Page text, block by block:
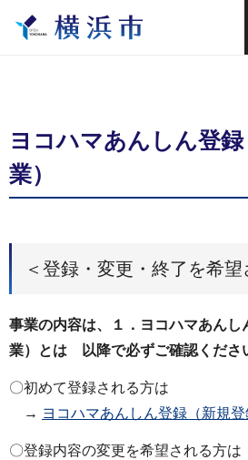
ヨコハマあんしん登
業）
＜登録・変更・終了を希望
事業の内容は、１．ヨコハマあんし
業）とは 以降で必ずご確認くださ
〇初めて登録される方は
→ ヨコハマあんしん登録（新規登
〇登録内容の変更を希望される方は